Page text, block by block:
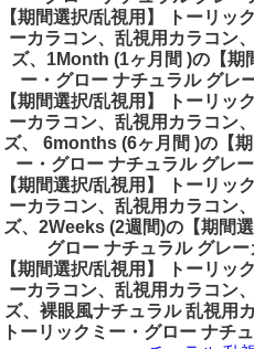
【期間選択/乱視用】 トーリッ
ーカラコン、乱視用カラコン
ズ、1Month (1ヶ月間 )の【期
ー・グロー ナチュラル グレ
【期間選択/乱視用】 トーリッ
ーカラコン、乱視用カラコン
ズ、 6months (6ヶ月間 )の【
ー・グロー ナチュラル グレ
【期間選択/乱視用】 トーリッ
ーカラコン、乱視用カラコン
ズ、2Weeks (2週間)の【期間
グロー ナチュラル グレ
【期間選択/乱視用】 トーリッ
ーカラコン、乱視用カラコン
ズ、裸眼風ナチュラル 乱視用
トーリックミー・グロー ナチ